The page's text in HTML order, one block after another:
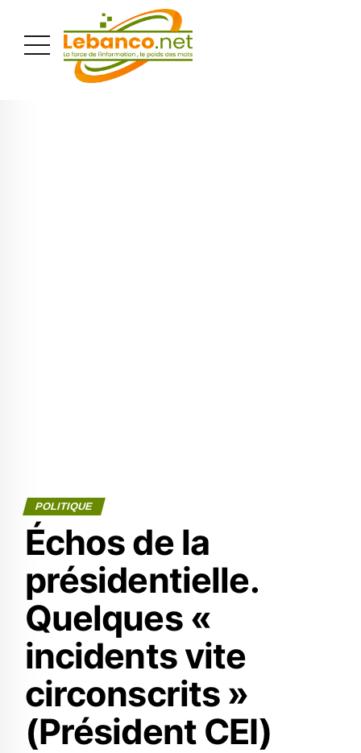
POLITIQUE
Échos de la
présidentielle.
Quelques «
incidents vite
circonscrits »
(Président CEI)